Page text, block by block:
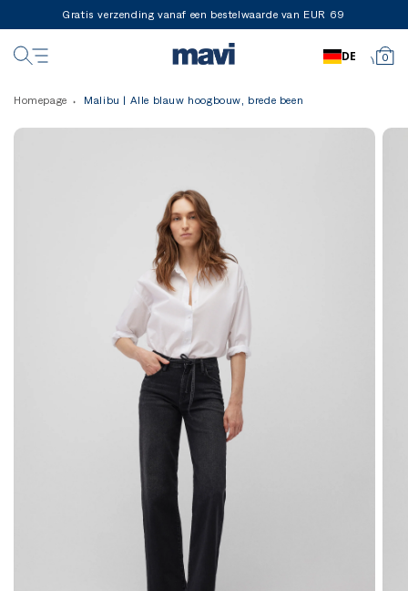
Gratis verzending vanaf een bestelwaarde van EUR 69
0
DE
Homepage Malibu | Alle blauw hoogbouw, brede been